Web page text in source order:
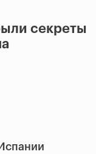
секреты